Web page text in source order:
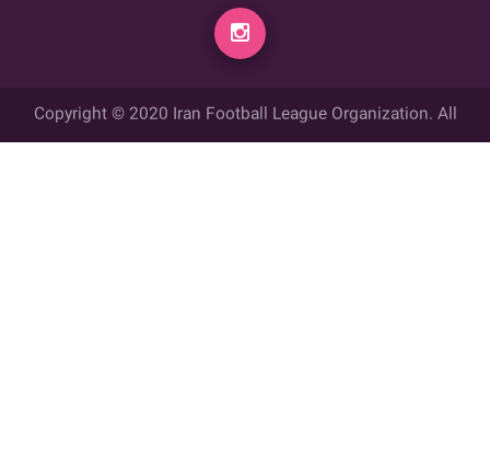
Copyright © 2020 Iran Football League Organization. All